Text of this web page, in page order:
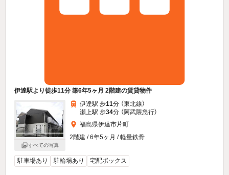
伊達駅より徒歩11分 築6年5ヶ月 2階建の賃貸物件
すべての写真
伊達駅 歩11分 （東北線）
瀬上駅 歩34分 （阿武隈急行）
福島県伊達市片町
2階建 / 6年5ヶ月 / 軽量鉄骨
駐車場あり 駐輪場あり 宅配ボックス